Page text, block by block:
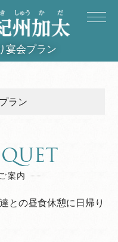
宴会プラン
ラン
案内
との昼食休憩に日帰り